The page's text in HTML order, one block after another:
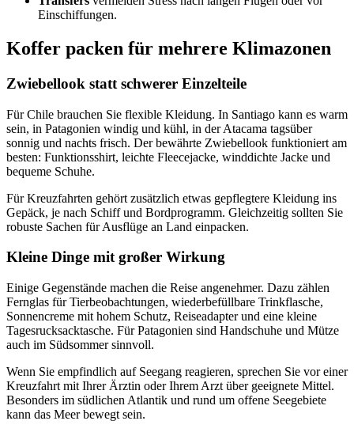
Einschiffungen.
Koffer packen für mehrere Klimazonen
Zwiebellook statt schwerer Einzelteile
Für Chile brauchen Sie flexible Kleidung. In Santiago kann es warm
sein, in Patagonien windig und kühl, in der Atacama tagsüber
sonnig und nachts frisch. Der bewährte Zwiebellook funktioniert am
besten: Funktionsshirt, leichte Fleecejacke, winddichte Jacke und
bequeme Schuhe.
Für Kreuzfahrten gehört zusätzlich etwas gepflegtere Kleidung ins
Gepäck, je nach Schiff und Bordprogramm. Gleichzeitig sollten Sie
robuste Sachen für Ausflüge an Land einpacken.
Kleine Dinge mit großer Wirkung
Einige Gegenstände machen die Reise angenehmer. Dazu zählen
Fernglas für Tierbeobachtungen, wiederbefüllbare Trinkflasche,
Sonnencreme mit hohem Schutz, Reiseadapter und eine kleine
Tagesrucksacktasche. Für Patagonien sind Handschuhe und Mütze
auch im Südsommer sinnvoll.
Wenn Sie empfindlich auf Seegang reagieren, sprechen Sie vor einer
Kreuzfahrt mit Ihrer Ärztin oder Ihrem Arzt über geeignete Mittel.
Besonders im südlichen Atlantik und rund um offene Seegebiete
kann das Meer bewegt sein.